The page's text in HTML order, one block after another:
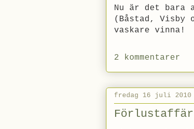
Nu är det bara
(Båstad, Visby
vaskare vinna!
2 kommentarer
fredag 16 juli 2010
Förlustaffär